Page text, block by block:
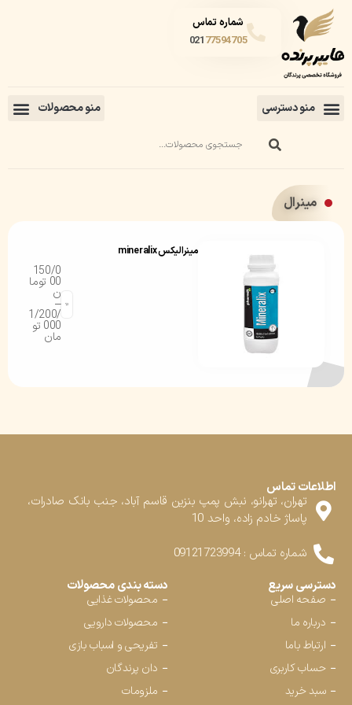
شماره تماس
02177594705
مینرال
مینرالیکس mineralix
150/0
00 توما
ن
–
1/200/
000 تو
مان
اطلاعات تماس
تهران، تهرانو، نبش پمپ بنزین قاسم آباد، جنب بانک صادرات،
پاساژ خادم زاده، واحد 10
شماره تماس : 09121723994
دسترسی سریع
صفحه اصلی
درباره ما
ارتباط باما
حساب کاربری
سبد خرید
دسته بندی محصولات
محصولات غذایی
محصولات دارویی
تفریحی و اسباب بازی
دان پرندگان
ملزومات